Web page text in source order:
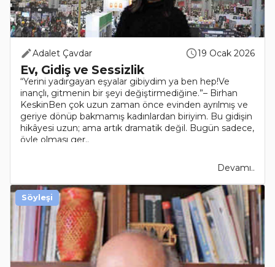
Adalet Çavdar 19 Ocak 2026
Ev, Gidiş ve Sessizlik
“Yerini yadırgayan eşyalar gibiydim ya ben hep!Ve
inançlı, gitmenin bir şeyi değiştirmediğine.”– Birhan
KeskinBen çok uzun zaman önce evinden ayrılmış ve
geriye dönüp bakmamış kadınlardan biriyim. Bu gidişin
hikâyesi uzun; ama artık dramatik değil. Bugün sadece,
öyle olması ger..
Devamı..
Söyleşi